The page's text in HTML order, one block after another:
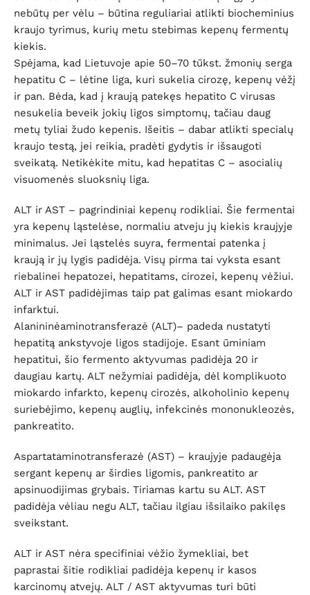
nebūtų per vėlu – būtina reguliariai atlikti biocheminius
kraujo tyrimus, kurių metu stebimas kepenų fermentų
kiekis.
Spėjama, kad Lietuvoje apie 50–70 tūkst. žmonių serga
hepatitu C – lėtine liga, kuri sukelia cirozę, kepenų vėžį
ir pan. Bėda, kad į kraują patekęs hepatito C virusas
nesukelia beveik jokių ligos simptomų, tačiau daug
metų tyliai žudo kepenis. Išeitis – dabar atlikti specialų
kraujo testą, jei reikia, pradėti gydytis ir išsaugoti
sveikatą. Netikėkite mitu, kad hepatitas C – asocialių
visuomenės sluoksnių liga.
ALT ir AST – pagrindiniai kepenų rodikliai. Šie fermentai
yra kepenų ląstelėse, normaliu atveju jų kiekis kraujyje
minimalus. Jei ląstelės suyra, fermentai patenka į
kraują ir jų lygis padidėja. Visų pirma tai vyksta esant
riebalinei hepatozei, hepatitams, cirozei, kepenų vėžiui.
ALT ir AST padidėjimas taip pat galimas esant miokardo
infarktui.
Alanininėaminotransferazė (ALT)– padeda nustatyti
hepatitą ankstyvoje ligos stadijoje. Esant ūminiam
hepatitui, šio fermento aktyvumas padidėja 20 ir
daugiau kartų. ALT nežymiai padidėja, dėl komplikuoto
miokardo infarkto, kepenų cirozės, alkoholinio kepenų
suriebėjimo, kepenų auglių, infekcinės mononukleozės,
pankreatito.
Aspartataminotransferazė (AST) – kraujyje padaugėja
sergant kepenų ar širdies ligomis, pankreatito ar
apsinuodijimas grybais. Tiriamas kartu su ALT. AST
padidėja vėliau negu ALT, tačiau ilgiau išsilaiko pakilęs
sveikstant.
ALT ir AST nėra specifiniai vėžio žymekliai, bet
paprastai šitie rodikliai padidėja kepenų ir kasos
karcinomų atvejų. ALT / AST aktyvumas turi būti